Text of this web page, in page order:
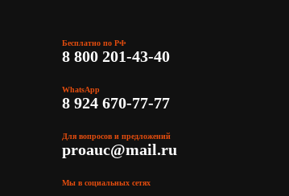
Бесплатно по РФ
8 800 201-43-40
WhatsApp
8 924 670-77-77
Для вопросов и предложений
proauc@mail.ru
Мы в социальных сетях